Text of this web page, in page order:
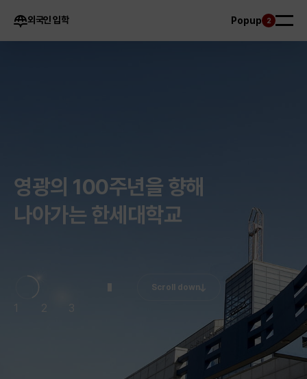
외국인 입학 Popup 2
영광의 100주년을 향해
나아가는 한세대학교
1 2 3
Scroll down